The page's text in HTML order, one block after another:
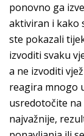
ponovno ga
aktiviran i kako
ste pokazali
izvoditi svaku
a ne izvoditi
reagira mnogo
usredotočite na
najvažnije,